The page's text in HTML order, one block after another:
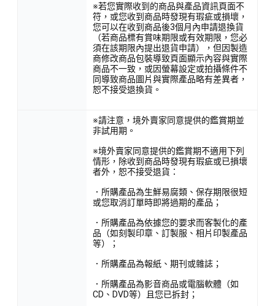
※若您實際收到的商品與產品資訊頁面不
符，或您收到商品時發現有瑕疵或損壞，
您可以在收到商品後3個月內申請退換貨
（若商品標有賞味期限或有效期限，您必
須在該期限內提出退貨申請），但因製造
商修改商品包裝導致頁面顯示內容與實際
商品不一致，或因螢幕設定或拍攝條件不
同導致商品圖片與實際產品略有差異者，
恕不接受退換貨。
※請注意，境外賣家同意提供的鑑賞期並
非試用期。
※境外賣家同意提供的鑑賞期不適用下列
情形，除收到商品時發現有瑕疵或已損壞
者外，恕不接受退貨：
．所購產品為生鮮易腐類、保存期限很短
或您取消訂單時即將過期的產品；
．所購產品為依據您的要求而客製化的產
品（如刻製印章、訂製服、相片印製產品
等）；
．所購產品為報紙、期刊或雜誌；
．所購產品為影音商品或電腦軟體（如
CD、DVD等）且您已拆封；